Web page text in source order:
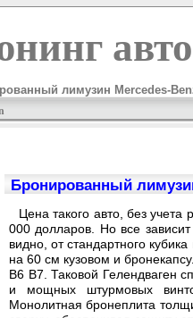
Бронированный
Цена такого авто, без
000 долларов. Но все
видно, от стандартного
на 60 см кузовом и
B6 B7. Таковой Гелендваген
и мощных штурмовых
Монолитная бронеплита
лимузин Mercedes-